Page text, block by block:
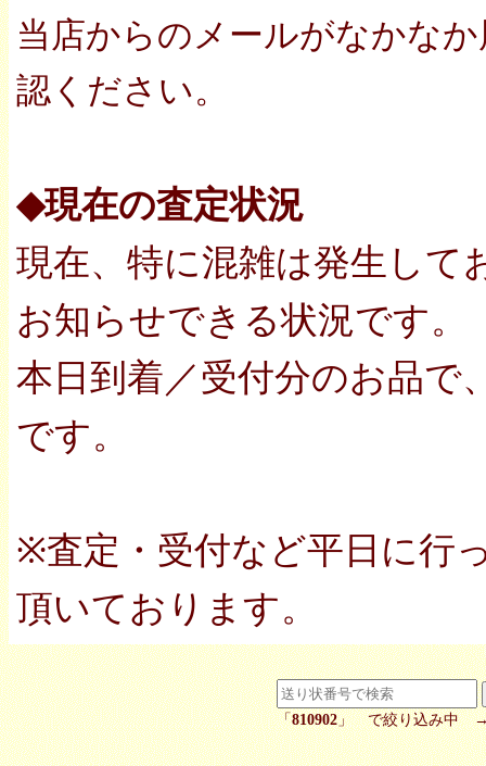
当店からのメールがなかな
認ください。
◆現在の査定状況
現在、特に混雑は発生して
お知らせできる状況です。
本日到着／受付分のお品で
です。
※査定・受付など平日に行
頂いております。
「810902」 で絞り込み